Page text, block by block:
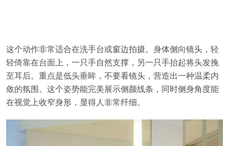
这个动作非常适合在洗手台或窗边拍摄。身体侧向镜头，轻
轻倚靠在台面上，一只手自然支撑，另一只手抬起将头发挽
至耳后。重点是低头垂眸，不要看镜头，营造出一种温柔内
敛的氛围。这个姿势能完美展示侧颜线条，同时侧身角度能
在视觉上收窄身形，显得人非常纤细。